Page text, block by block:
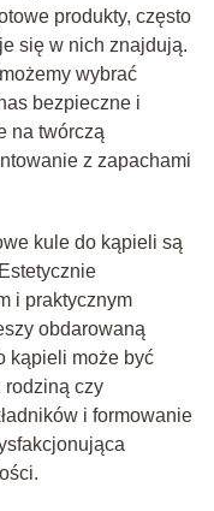
produkty, często
się w nich znajdują.
wybrać
bezpieczne i
na twórczą
z zapachami
kule do kąpieli są
i praktycznym
obdarowaną
kąpieli może być
rodziną czy
i formowanie